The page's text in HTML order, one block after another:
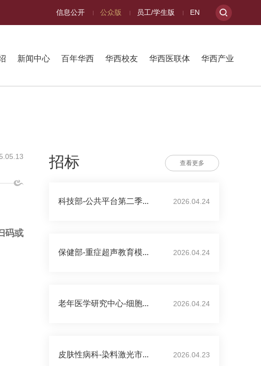
信息公开 公众版 员工/学生版 EN
新闻中心 百年华西 华西校友 华西医联体 华西产业
码或
招标 查看更多
科技部-公共平台第二季... 2026.04.24
保健部-重症超声教育模... 2026.04.24
老年医学研究中心-细胞... 2026.04.24
皮肤性病科-染料激光市... 2026.04.23